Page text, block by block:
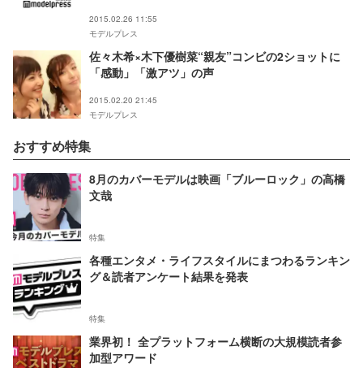
2015.02.26 11:55
モデルプレス
佐々木希×木下優樹菜“親友”コンビの2ショットに
「感動」「激アツ」の声
2015.02.20 21:45
モデルプレス
おすすめ特集
8月のカバーモデルは映画「ブルーロック」の高橋
文哉
特集
各種エンタメ・ライフスタイルにまつわるランキン
グ＆読者アンケート結果を発表
特集
業界初！ 全プラットフォーム横断の大規模読者参
加型アワード